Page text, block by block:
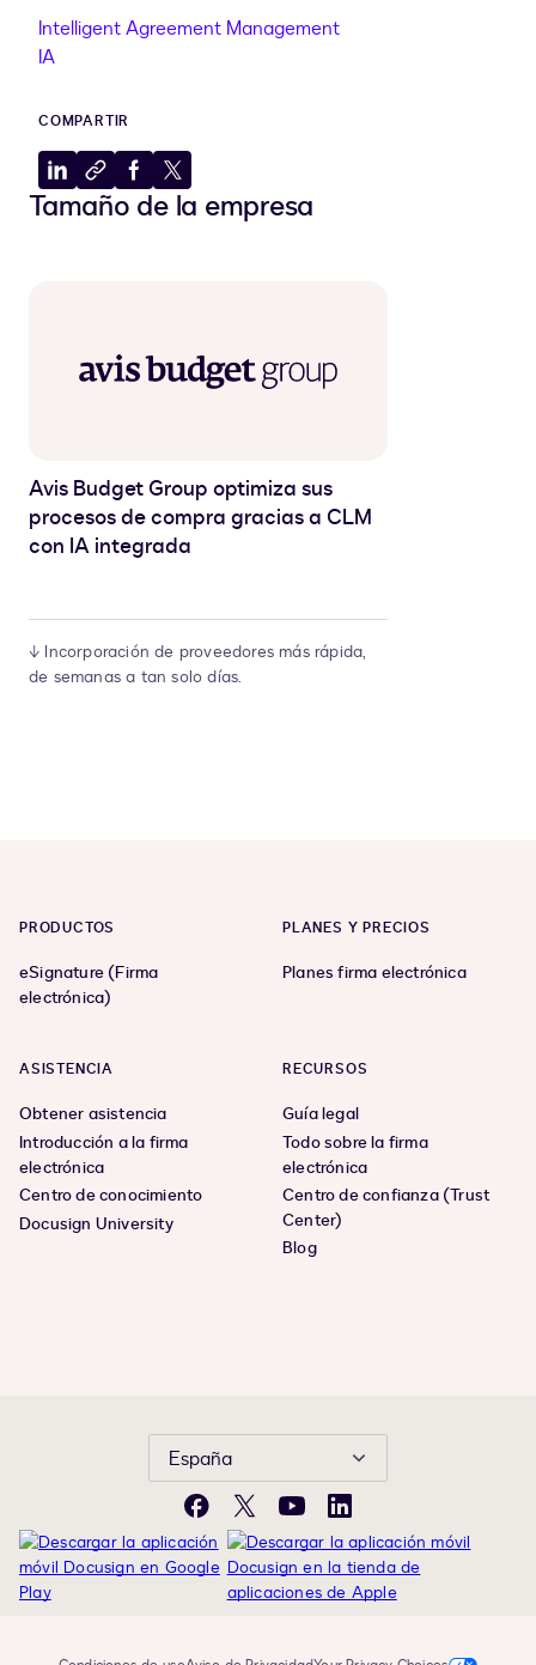
Intelligent Agreement Management
IA
COMPARTIR
Compartir
en
Copiar
en
Compartir
en
Compartir
en
Tamaño de la empresa
Avis Budget Group optimiza sus
procesos de compra gracias a CLM
con IA integrada
↓ Incorporación de proveedores más rápida,
de semanas a tan solo días.
PRODUCTOS
eSignature (Firma
electrónica)
PLANES Y PRECIOS
Planes firma electrónica
ASISTENCIA
Obtener asistencia
Introducción a la firma
electrónica
Centro de conocimiento
Docusign University
RECURSOS
Guía legal
Todo sobre la firma
electrónica
Centro de confianza (Trust
Center)
Blog
España
Facebook
X YouTubeLinkedIn